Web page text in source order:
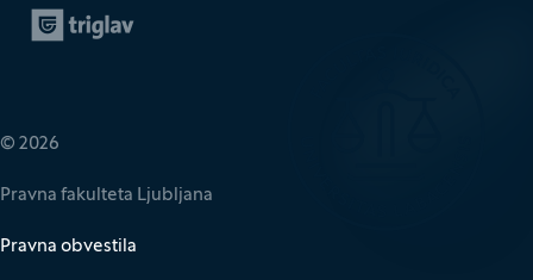
© 2026
Pravna fakulteta Ljubljana
Pravna obvestila